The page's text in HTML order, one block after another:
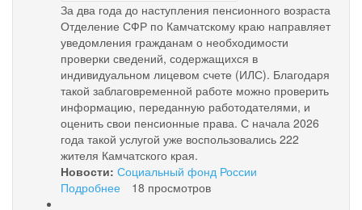
За два года до наступления пенсионного возраста
Отделение СФР по Камчатскому краю направляет
уведомления гражданам о необходимости
проверки сведений, содержащихся в
индивидуальном лицевом счете (ИЛС). Благодаря
такой заблаговременной работе можно проверить
информацию, переданную работодателями, и
оценить свои пенсионные права. С начала 2026
года такой услугой уже воспользовались 222
жителя Камчатского края.
Новости: Социальный фонд России
Подробнее
18 просмотров